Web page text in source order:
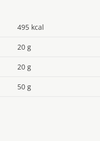
495 kcal
20 g
20 g
50 g